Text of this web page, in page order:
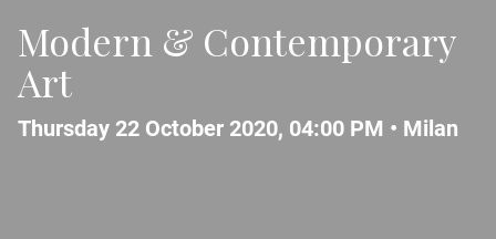
Modern & Contemporary
Art
Thursday 22 October 2020, 04:00 PM • Milan